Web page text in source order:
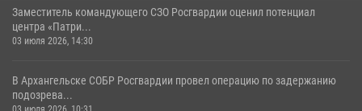
Заместитель командующего СЗО Росгвардии оценил потенциал
центра «Патри...
03 июля 2026, 14:30
В Архангельске СОБР Росгвардии провел операцию по задержанию
подозрева...